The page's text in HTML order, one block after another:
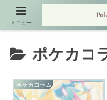
ポケカコ
ポケカコラム
メニュー